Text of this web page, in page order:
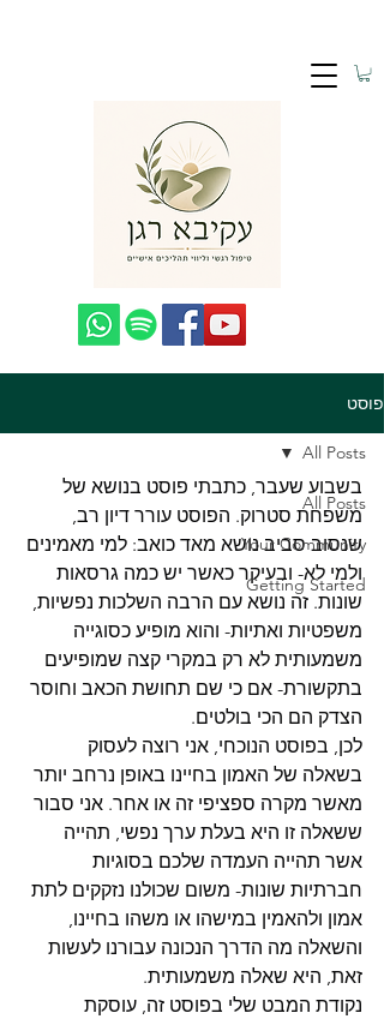
פוסט
All Posts
Your Community
Getting Started
All Posts
בשבוע שעבר, כתבתי פוסט בנושא של
משפחת סטרוק. הפוסט עורר דיון רב,
שנסוב סביב נושא מאד כואב: למי מאמינים
ולמי לא- ובעיקר כאשר יש כמה גרסאות
שונות. זה נושא עם הרבה השלכות נפשיות,
משפטיות ואתיות- והוא מופיע כסוגייה
משמעותית לא רק במקרי קצה שמופיעים
בתקשורת- אם כי שם תחושת הכאב וחוסר
הצדק הם הכי בולטים.
לכן, בפוסט הנוכחי, אני רוצה לעסוק
בשאלה של האמון בחיינו באופן נרחב יותר
מאשר מקרה ספציפי זה או אחר. אני סבור
ששאלה זו היא בעלת ערך נפשי, תהייה
אשר תהייה העמדה שלכם בסוגיות
חברתיות שונות- משום שכולנו נזקקים לתת
אמון ולהאמין במישהו או משהו בחיינו,
והשאלה מה הדרך הנכונה עבורנו לעשות
זאת, היא שאלה משמעותית.
נקודת המבט שלי בפוסט זה, עוסקת